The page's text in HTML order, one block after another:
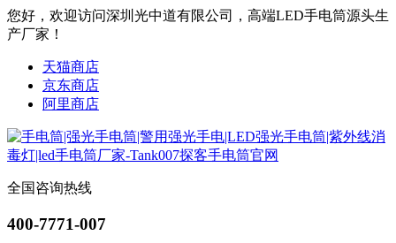
您好，欢迎访问深圳光中道有限公司，高端LED手电筒源头生
产厂家！
天猫商店
京东商店
阿里商店
全国咨询热线
400-7771-007